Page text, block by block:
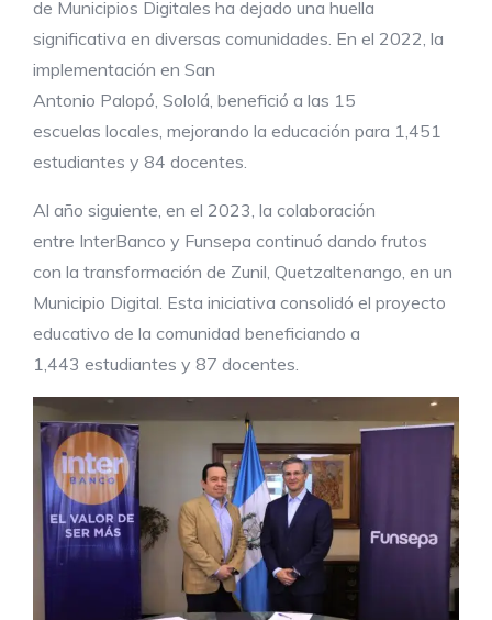
de Municipios Digitales ha dejado una huella
significativa en diversas comunidades. En el 2022, la
implementación en San
Antonio Palopó, Sololá, benefició a las 15
escuelas locales, mejorando la educación para 1,451
estudiantes y 84 docentes.
Al año siguiente, en el 2023, la colaboración
entre InterBanco y Funsepa continuó dando frutos
con la transformación de Zunil, Quetzaltenango, en un
Municipio Digital. Esta iniciativa consolidó el proyecto
educativo de la comunidad beneficiando a
1,443 estudiantes y 87 docentes.